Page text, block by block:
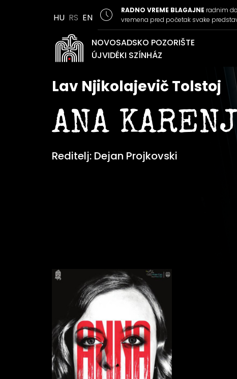
HU RS EN
RADNO VREME BLAGAJNE radnim
vremena pred početak svake
NOVOSADSKO POZORIŠTE
ÚJVIDÉKI SZÍNHÁZ
Lav Njikolajevič Tolstoj
ANA
Reditelj: Dejan Projkovski